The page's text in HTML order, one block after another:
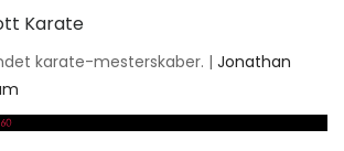
karate-mesterskaber. | Jonathan